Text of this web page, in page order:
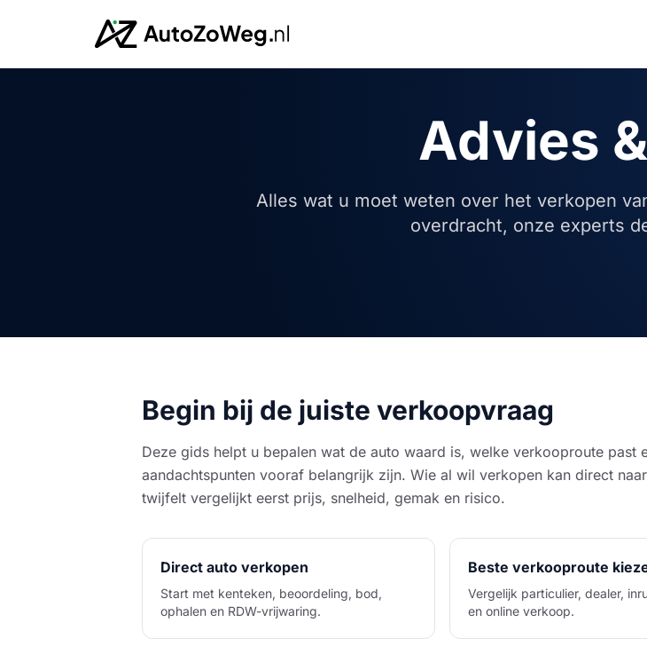
Advies &
Alles wat u moet weten over het verkopen
overdracht, onze experts
Begin bij de juiste verkoopvraag
Deze gids helpt u bepalen wat de auto waard is, welke verkooproute past
aandachtspunten vooraf belangrijk zijn. Wie al wil verkopen kan direct
twijfelt vergelijkt eerst prijs, snelheid, gemak en risico.
Direct auto verkopen
Start met kenteken, beoordeling, bod,
ophalen en RDW-vrijwaring.
Beste verkooproute
Vergelijk particulier, dealer,
en online verkoop.